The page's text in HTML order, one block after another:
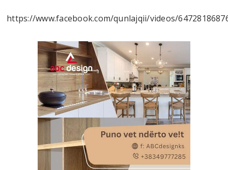
https://www.facebook.com/qunlajqii/videos/